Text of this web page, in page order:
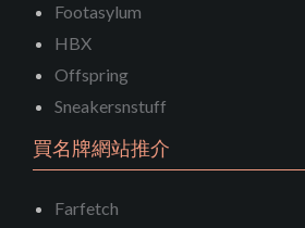
Footasylum
HBX
Offspring
Sneakersnstuff
買名牌網站推介
Farfetch